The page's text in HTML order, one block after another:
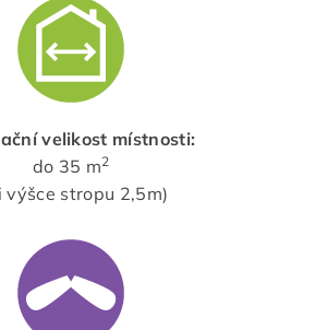
velikost místnosti:
do 35 m2
výšce stropu 2,5m)